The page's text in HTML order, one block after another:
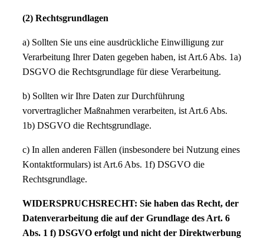
(2) Rechtsgrundlagen
a) Sollten Sie uns eine ausdrückliche Einwilligung zur
Verarbeitung Ihrer Daten gegeben haben, ist Art.6 Abs. 1a)
DSGVO die Rechtsgrundlage für diese Verarbeitung.
b) Sollten wir Ihre Daten zur Durchführung
vorvertraglicher Maßnahmen verarbeiten, ist Art.6 Abs.
1b) DSGVO die Rechtsgrundlage.
c) In allen anderen Fällen (insbesondere bei Nutzung eines
Kontaktformulars) ist Art.6 Abs. 1f) DSGVO die
Rechtsgrundlage.
WIDERSPRUCHSRECHT: Sie haben das Recht, der
Datenverarbeitung die auf der Grundlage des Art. 6
Abs. 1 f) DSGVO erfolgt und nicht der Direktwerbung